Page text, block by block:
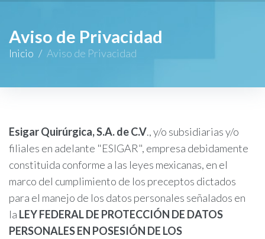
Aviso de Privacidad
Inicio / Aviso de Privacidad
Aviso
de
Privacidad
Esigar Quirúrgica, S.A. de C.V.,y/o subsidiarias y/o
filiales en adelante "ESIGAR", empresa debidamente
constituida conforme a las leyes mexicanas, en el
marco del cumplimiento de los preceptos dictados
para el manejo de los datos personales señalados en
la LEY FEDERAL DE PROTECCIÓN DE DATOS
PERSONALES EN POSESIÓN DE LOS